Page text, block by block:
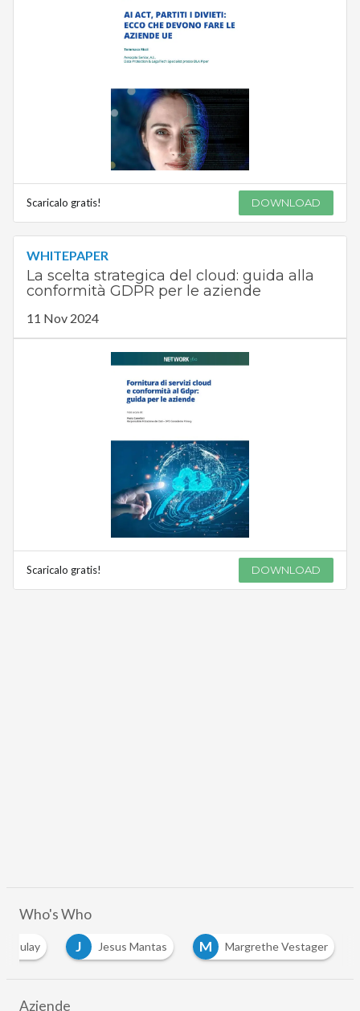
Scaricalo gratis! DOWNLOAD
WHITEPAPER
La scelta strategica del cloud: guida alla
conformità GDPR per le aziende
11 Nov 2024
Scaricalo gratis! DOWNLOAD
Who's Who
J Jesus Mantas M Margrethe Vestager
Aziende